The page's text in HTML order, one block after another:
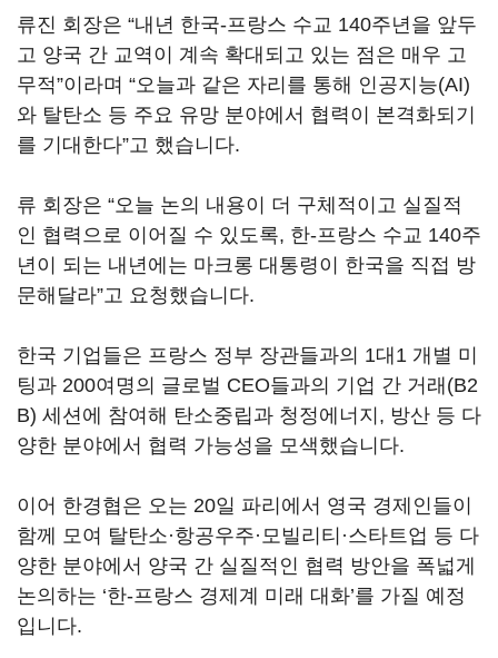
류진 회장은 “내년 한국-프랑스 수교 140주년을 앞두
고 양국 간 교역이 계속 확대되고 있는 점은 매우 고
무적”이라며 “오늘과 같은 자리를 통해 인공지능(AI)
와 탈탄소 등 주요 유망 분야에서 협력이 본격화되기
를 기대한다”고 했습니다.
류 회장은 “오늘 논의 내용이 더 구체적이고 실질적
인 협력으로 이어질 수 있도록, 한-프랑스 수교 140주
년이 되는 내년에는 마크롱 대통령이 한국을 직접 방
문해달라”고 요청했습니다.
한국 기업들은 프랑스 정부 장관들과의 1대1 개별 미
팅과 200여명의 글로벌 CEO들과의 기업 간 거래(B2
B) 세션에 참여해 탄소중립과 청정에너지, 방산 등 다
양한 분야에서 협력 가능성을 모색했습니다.
이어 한경협은 오는 20일 파리에서 영국 경제인들이
함께 모여 탈탄소·항공우주·모빌리티·스타트업 등 다
양한 분야에서 양국 간 실질적인 협력 방안을 폭넓게
논의하는 ‘한-프랑스 경제계 미래 대화’를 가질 예정
입니다.